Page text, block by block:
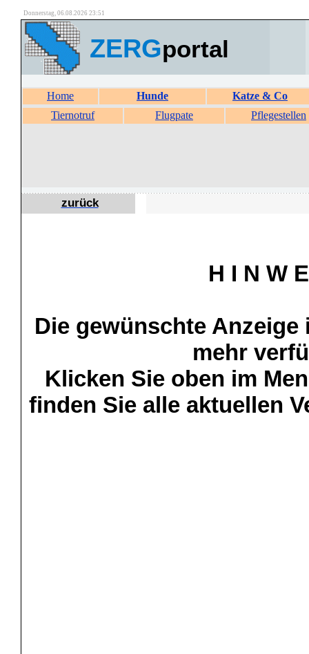
Donnerstag, 06.08.2026 23:51
ZERGportal
Home Hunde
Katze & Co
Tiernotruf
Flugpate Pflegestellen
zurück
H I N W
Die gewünschte
mehr
Klicken Sie oben im
finden Sie alle aktuellen